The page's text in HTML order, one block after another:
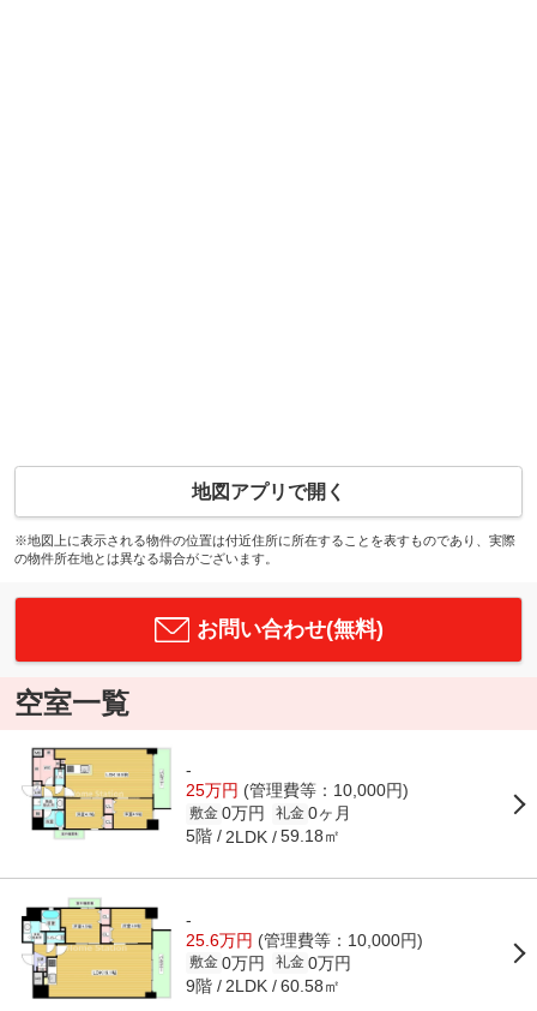
地図アプリで開く
※地図上に表示される物件の位置は付近住所に所在することを表すものであり、実際
の物件所在地とは異なる場合がございます。
お問い合わせ(無料)
空室一覧
-
25万円 (管理費等：10,000円)
敷金 0万円 礼金 0ヶ月
5階 2LDK 59.18㎡
-
25.6万円 (管理費等：10,000円)
敷金 0万円 礼金 0万円
9階 2LDK 60.58㎡